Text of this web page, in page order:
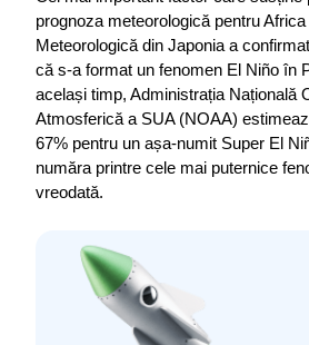
prognoza meteorologică pentru
Meteorologică din Japonia a
că s-a format un fenomen El Niño în
același timp, Administrația Națională
Atmosferică a SUA (NOAA)
67% pentru un așa-numit Super El
număra printre cele mai puternice
vreodată.